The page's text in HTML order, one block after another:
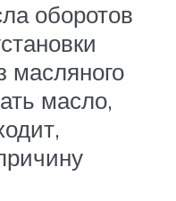
оборотов
масляного
масло,